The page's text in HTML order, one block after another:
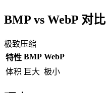
BMP vs WebP 对比
极致压缩
特性 BMP WebP
体积 巨大 极小